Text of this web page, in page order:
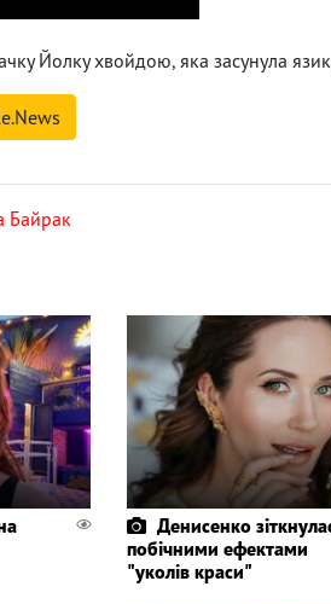
Йолку хвойдою, яка засунула
Байрак
Денисенко
побічними ефектами
"уколів краси"